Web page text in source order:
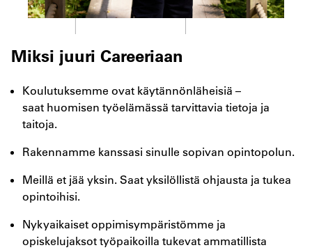
Miksi juuri Careeriaan
Koulutuksemme ovat käytännönläheisiä –
saat huomisen työelämässä tarvittavia tietoja ja
taitoja.
Rakennamme kanssasi sinulle sopivan opintopolun.
Meillä et jää yksin. Saat yksilöllistä ohjausta ja tukea
opintoihisi.
Nykyaikaiset oppimisympäristömme ja
opiskelujaksot työpaikoilla tukevat ammatillista